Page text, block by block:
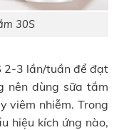
30S
2-3 lần/tuần để đạt
nên dùng sữa tắm
viêm nhiễm. Trong
hiệu kích ứng nào,